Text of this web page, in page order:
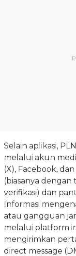
Selain aplikasi,
melalui akun
(X), Facebook,
(biasanya
verifikasi) dan
Informasi
atau gangguan
melalui platform
mengirimkan
direct message